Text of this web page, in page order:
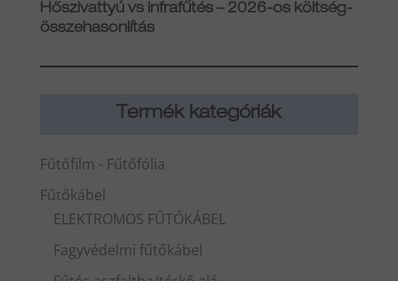
Hőszivattyú vs infrafűtés – 2026-os költség-
összehasonlítás
Termék kategóriák
Fűtőfilm - Fűtőfólia
Fűtőkábel
ELEKTROMOS FŰTŐKÁBEL
Fagyvédelmi fűtőkábel